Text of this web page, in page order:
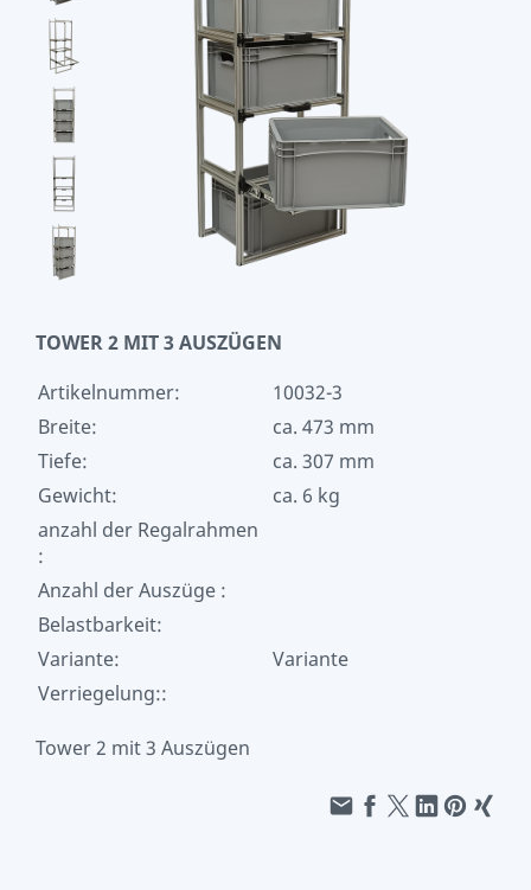
TOWER 2 MIT 3 AUSZÜGEN
Artikelnummer:
10032-3
Breite:
ca. 473 mm
Tiefe:
ca. 307 mm
Gewicht:
ca. 6 kg
anzahl der Regalrahmen
:
Anzahl der Auszüge :
Belastbarkeit:
Variante:
Variante
Verriegelung::
Tower 2 mit 3 Auszügen